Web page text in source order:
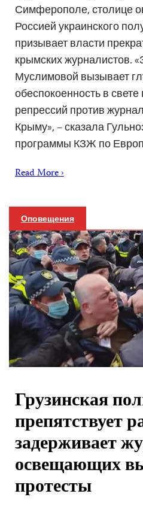
Симферополе, столице
Россией украинского
призывает власти
крымских журналистов.
Муслимовой вызывает
обеспокоенность в
репрессий против
Крыму», – сказала
программы КЗЖ по
Read More ›
Оповещения
Грузинская
препятствует
задерживает
освещающих
протесты